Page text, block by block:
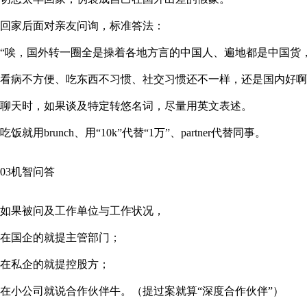
回家后面对亲友问询，标准答法：
“唉，国外转一圈全是操着各地方言的中国人、遍地都是中国货
看病不方便、吃东西不习惯、社交习惯还不一样，还是国内好
聊天时，如果谈及特定转悠名词，尽量用英文表述。
吃饭就用brunch、用“10k”代替“1万”、partner代替同事。
03机智问答
如果被问及工作单位与工作状况，
在国企的就提主管部门；
在私企的就提控股方；
在小公司就说合作伙伴牛。（提过案就算“深度合作伙伴”）